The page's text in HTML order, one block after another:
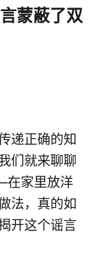
蒙蔽了双
递正确的知
们就来聊聊
在家里放洋
法，真的如
开这个谣言